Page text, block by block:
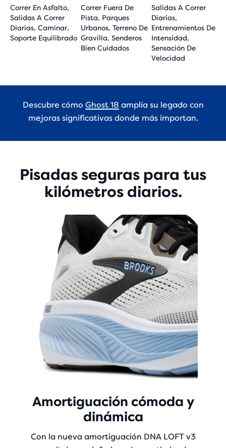
Correr En Asfalto,
Salidas A Correr
Diarias, Caminar,
Soporte Equilibrado
Correr Fuera De
Pista, Parques
Urbanos, Terreno De
Gravilla, Senderos
Bien Cuidados
Salidas A Correr
Diarias,
Entrenamientos De
Intensidad,
Sensación De
Velocidad
Descubre cómo Ghost 18 amplía su legado con
mejoras significativas donde más importan.
Pisadas seguras para tus
kilómetros diarios.
Amortiguación cómoda y
dinámica
Con la nueva amortiguación DNA LOFT v3